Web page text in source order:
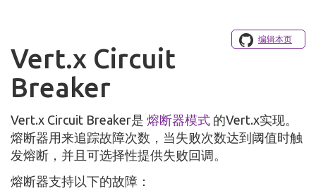
编辑本页
Vert.x Circuit
Breaker
Vert.x Circuit Breaker是 熔断器模式 的Vert.x实现。
熔断器用来追踪故障次数，当失败次数达到阈值时触
发熔断，并且可选择性提供失败回调。
熔断器支持以下的故障：